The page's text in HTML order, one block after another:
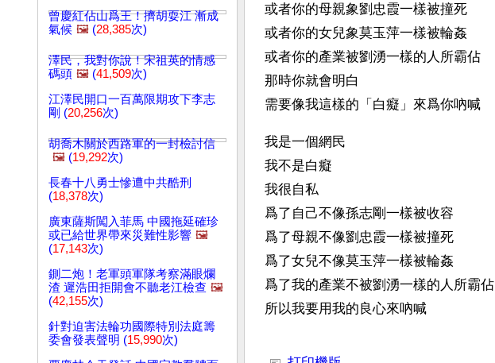
曾慶紅佔山爲王！擠胡耍江 漸成
氣候 🖼️ (28,385次)
澤民，我對你說！宋祖英的情感
碼頭 🖼️ (41,509次)
江澤民開口一百萬限期攻下李志
剛 (20,256次)
胡喬木關於西路軍的一封檢討信
🖼️ (19,292次)
長春十八勇士慘遭中共酷刑
(18,378次)
廣東薩斯闖入菲馬 中國拖延確珍
或已給世界帶來災難性影響 🖼️
(17,143次)
鍘二炮！老軍頭軍隊考察滿眼爛
渣 遲浩田拒開會不聽老江檢查 🖼️
(42,155次)
針對迫害法輪功國際特別法庭籌
委會發表聲明 (15,990次)
或者你的母親象劉忠霞一樣被撞死
或者你的女兒象莫玉萍一樣被輪姦
或者你的產業被劉湧一樣的人所霸佔
那時你就會明白
需要像我這樣的「白癡」來爲你吶喊
我是一個網民
我不是白癡
我很自私
爲了自己不像孫志剛一樣被收容
爲了母親不像劉忠霞一樣被撞死
爲了女兒不像莫玉萍一樣被輪姦
爲了我的產業不被劉湧一樣的人所霸佔
所以我要用我的良心來吶喊